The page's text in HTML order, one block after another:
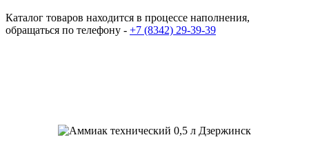
Каталог товаров находится в процессе наполнения,
обращаться по телефону - +7 (8342) 29-39-39